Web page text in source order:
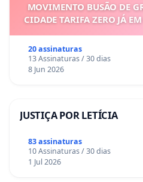
MOVIMENTO BUSÃO DE
CIDADE TARIFA ZERO JÁ
20 assinaturas
13 Assinaturas / 30 dias
8 Jun 2026
JUSTIÇA POR LETÍCIA
83 assinaturas
10 Assinaturas / 30 dias
1 Jul 2026